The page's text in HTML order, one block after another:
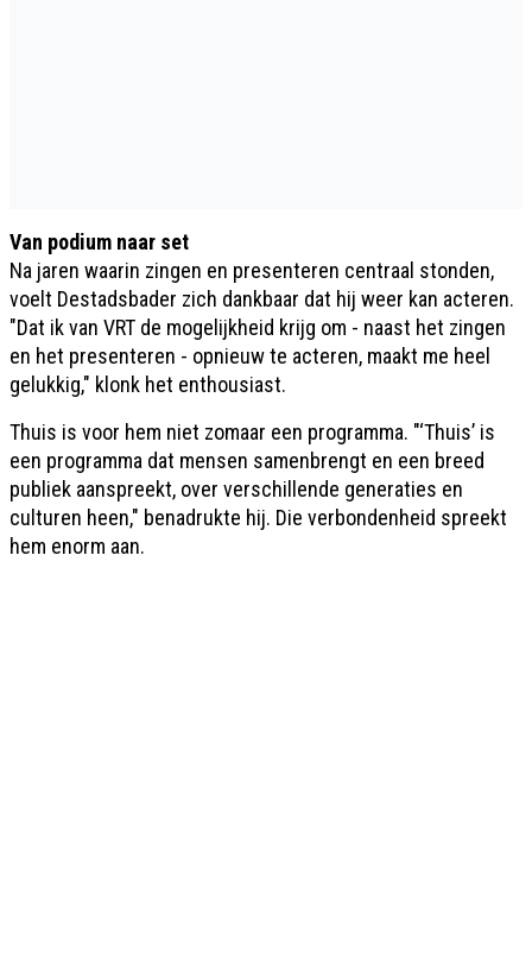
Van podium naar set
Na jaren waarin zingen en presenteren centraal stonden,
voelt Destadsbader zich dankbaar dat hij weer kan acteren.
"Dat ik van VRT de mogelijkheid krijg om - naast het zingen
en het presenteren - opnieuw te acteren, maakt me heel
gelukkig," klonk het enthousiast.
Thuis is voor hem niet zomaar een programma. "‘Thuis’ is
een programma dat mensen samenbrengt en een breed
publiek aanspreekt, over verschillende generaties en
culturen heen," benadrukte hij. Die verbondenheid spreekt
hem enorm aan.